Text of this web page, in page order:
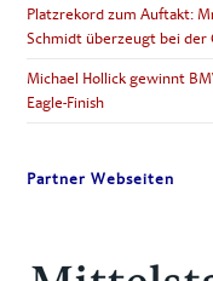
Platzrekord zum Auftakt:
Schmidt überzeugt bei der
Michael Hollick gewinnt
Eagle-Finish
Partner Webseiten